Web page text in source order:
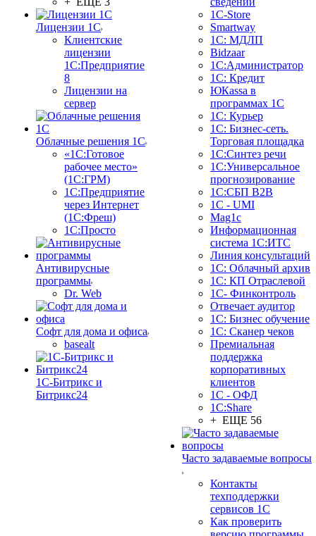
Лицензии 1С
Клиентские
лицензии
1С:Предприятие
8
Лицензии на
сервер
Облачные решения 1С
«1C:Готовое
рабочее место»
(1С:ГРМ)
1С:Предприятие
через Интернет
(1С:Фреш)
1С:Просто
Антивирусные
программы
Dr. Web
Софт для дома и офиса
basealt
1С-Битрикс и
Битрикс24
1C-Store
Smartway
1С: МДЛП
Bidzaar
1С:Администратор
1С: Кредит
ЮКаssа в
программах 1С
1С: Курьер
1С: Бизнес-сеть.
Торговая площадка
1С:Синтез речи
1С:Универсальное
прогнозирование
1С:СБП B2B
1C - UMI
Mag1c
Информационная
система 1С:ИТС
Линия консультаций
1С: Облачный архив
1С: КП Отраслевой
1С- Финконтроль
Отвечает аудитор
1С: Бизнес обучение
1С: Сканер чеков
Премиальная
поддержка
корпоративных
клиентов
1С - ОФД
1С:Share
+ ЕЩЕ 56
Часто задаваемые вопросы
Контакты
техподдержки
сервисов 1С
Как проверить